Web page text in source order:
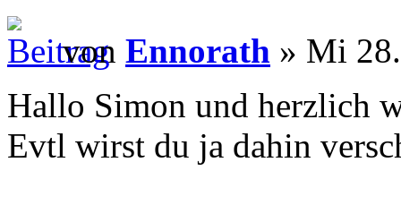
von Ennorath » Mi
Hallo Simon und herzlich
Evtl wirst du ja dahin